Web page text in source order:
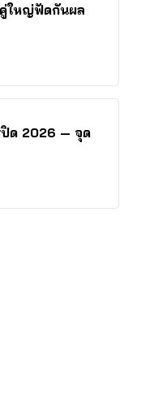
ใหญ่ฟัดกันผล
ปิด 2026 — จุด